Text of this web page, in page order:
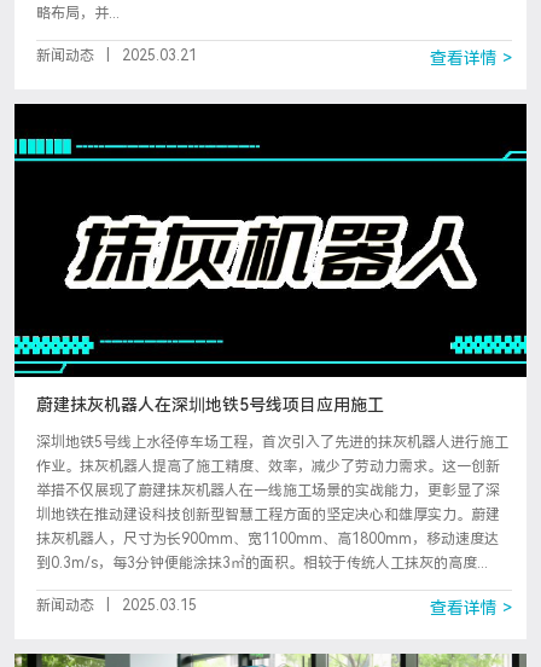
略布局，并...
新闻动态 2025.03.21 查看详情 >
蔚建抹灰机器人在深圳地铁5号线项目应用施工
深圳地铁5号线上水径停车场工程，首次引入了先进的抹灰机器人进行施工
作业。抹灰机器人提高了施工精度、效率，减少了劳动力需求。这一创新
举措不仅展现了蔚建抹灰机器人在一线施工场景的实战能力，更彰显了深
圳地铁在推动建设科技创新型智慧工程方面的坚定决心和雄厚实力。蔚建
抹灰机器人，尺寸为长900mm、宽1100mm、高1800mm，移动速度达
到0.3m/s，每3分钟便能涂抹3㎡的面积。相较于传统人工抹灰的高度...
新闻动态 2025.03.15 查看详情 >